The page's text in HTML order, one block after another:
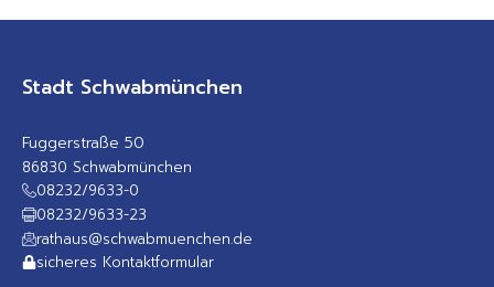
Stadt Schwabmünchen
Fuggerstraße 50
86830 Schwabmünchen
08232/9633-0
08232/9633-23
rathaus@schwabmuenchen.de
sicheres Kontaktformular